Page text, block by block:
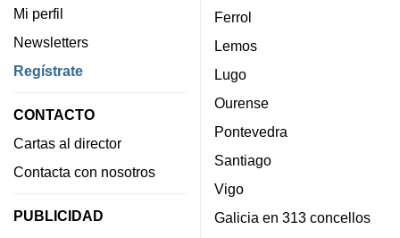
Mi perfil
Newsletters
Regístrate
CONTACTO
Cartas al director
Contacta con nosotros
PUBLICIDAD
Ferrol
Lemos
Lugo
Ourense
Pontevedra
Santiago
Vigo
Galicia en 313 concellos